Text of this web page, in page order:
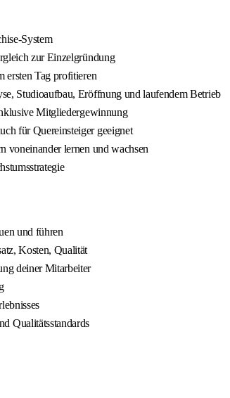
System
zur Einzelgründung
ersten Tag profitieren
Studioaufbau, Eröffnung und laufendem Betrieb
Mitgliedergewinnung
für Quereinsteiger geeignet
voneinander lernen und wachsen
und führen
Kosten, Qualität
deiner Mitarbeiter
Qualitätsstandards